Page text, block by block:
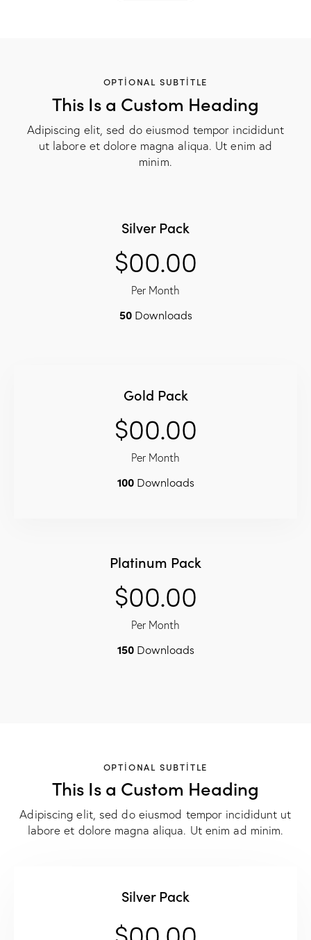
OPTIONAL SUBTITLE
This Is a Custom Heading
Adipiscing elit, sed do eiusmod tempor incididunt
ut labore et dolore magna aliqua. Ut enim ad
minim.
Silver Pack
$00.00
Per Month
50Downloads
Gold Pack
$00.00
Per Month
100Downloads
Platinum Pack
$00.00
Per Month
150Downloads
OPTIONAL SUBTITLE
This Is a Custom Heading
Adipiscing elit, sed do eiusmod tempor incididunt ut
labore et dolore magna aliqua. Ut enim ad minim.
Silver Pack